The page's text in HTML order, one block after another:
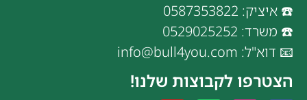
☎️ איציק: 0587353822
☎️ משרד: 0529025252
📧 דוא"ל: info@bull4you.com
הצטרפו לקבוצות שלנו!